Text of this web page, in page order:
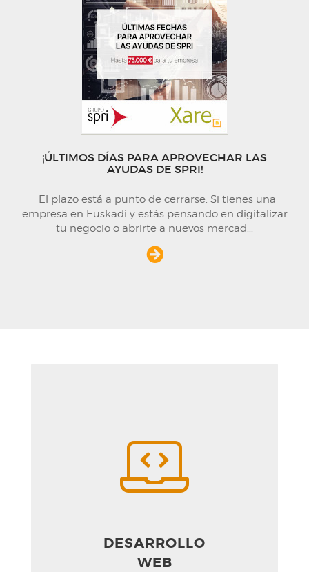
¡ÚLTIMOS DÍAS PARA APROVECHAR LAS
AYUDAS DE SPRI!
El plazo está a punto de cerrarse. Si tienes una
empresa en Euskadi y estás pensando en digitalizar
tu negocio o abrirte a nuevos mercad...
DESARROLLO
WEB